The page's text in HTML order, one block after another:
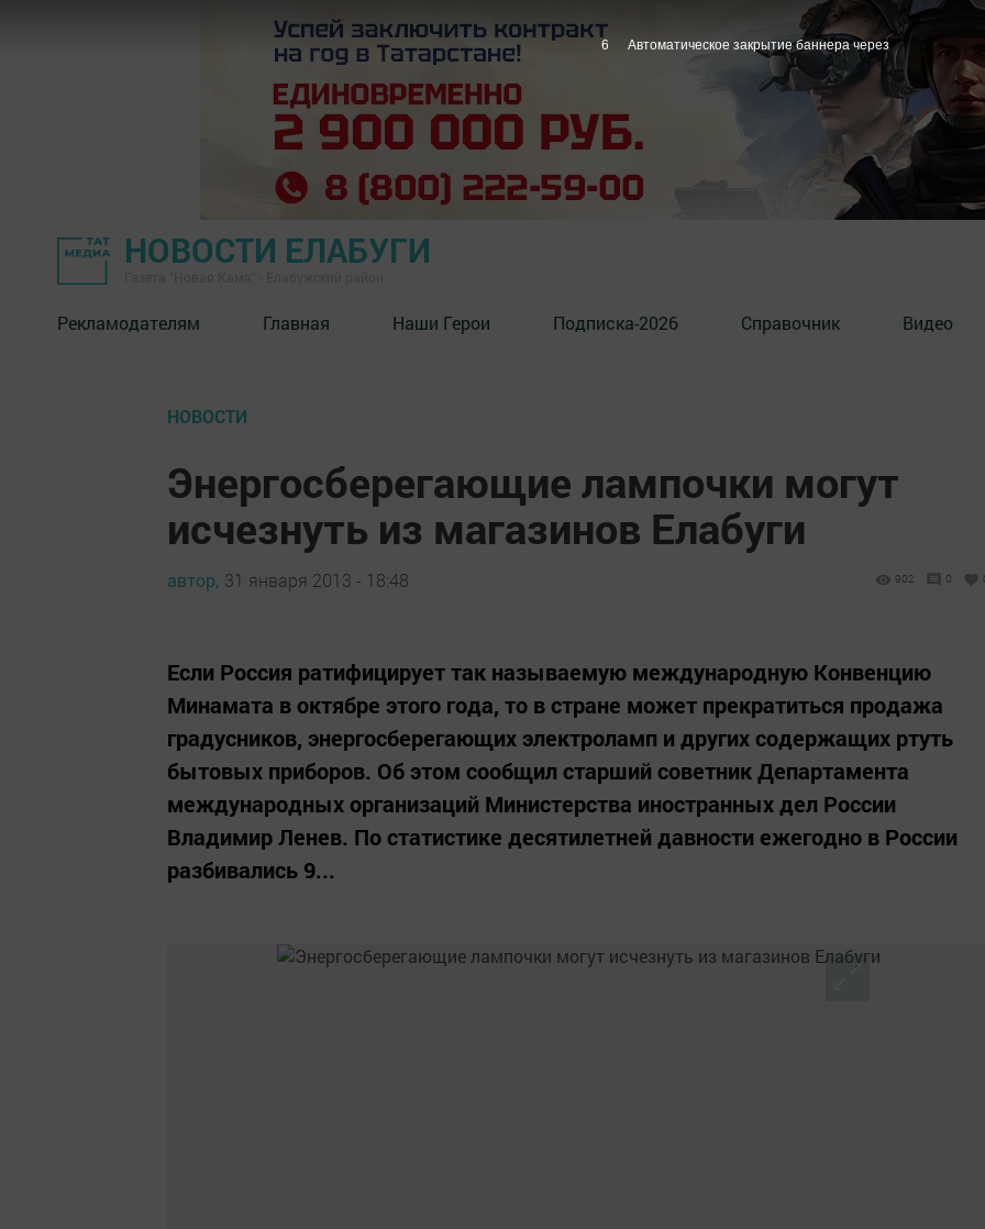
НОВОСТИ ЕЛАБУГИ
Рекламодателям Главная Наши Герои Подписка-2026 Справочник Видео
НОВОСТИ
Энергосберегающие лампочки могут
исчезнуть из магазинов Елабуги
автор, 31 января 2013 - 18:48 902 0
Если Россия ратифицирует так называемую международную Конвенцию
Минамата в октябре этого года, то в стране может прекратиться продажа
градусников, энергосберегающих электроламп и других содержащих ртуть
бытовых приборов. Об этом сообщил старший советник Департамента
международных организаций Министерства иностранных дел России
Владимир Ленев. По статистике десятилетней давности ежегодно в России
разбивались 9...
5 Автоматическое закрытие баннера через